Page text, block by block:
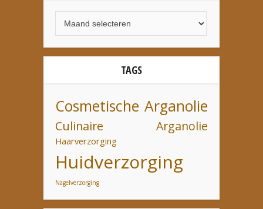
TAGS
Cosmetische Arganolie
Culinaire Arganolie
Haarverzorging
Huidverzorging
Nagelverzorging